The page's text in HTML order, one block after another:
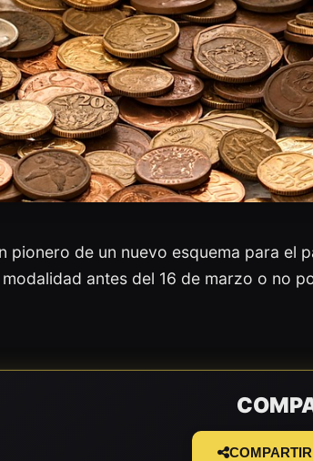
pionero de un nuevo esquema para el
antes del 16 de marzo o no
COMPARTIR